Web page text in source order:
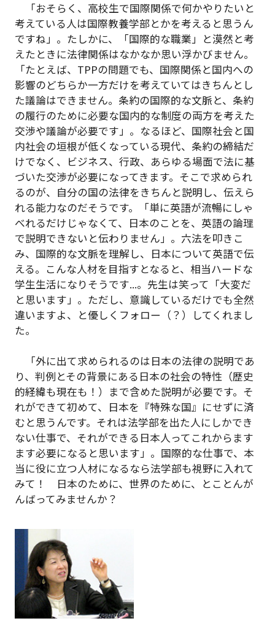
「おそらく、高校生で国際関係で何かやりたいと
考えている人は国際教養学部とかを考えると思うん
ですね」。たしかに、「国際的な職業」と漠然と考
えたときに法律関係はなかなか思い浮かびません。
「たとえば、TPPの問題でも、国際関係と国内への
影響のどちらか一方だけを考えていてはきちんとし
た議論はできません。条約の国際的な文脈と、条約
の履行のために必要な国内的な制度の両方を考えた
交渉や議論が必要です」。なるほど、国際社会と国
内社会の垣根が低くなっている現代、条約の締結だ
けでなく、ビジネス、行政、あらゆる場面で法に基
づいた交渉が必要になってきます。そこで求められ
るのが、自分の国の法律をきちんと説明し、伝えら
れる能力なのだそうです。「単に英語が流暢にしゃ
べれるだけじゃなくて、日本のことを、英語の論理
で説明できないと伝わりません」。六法を叩きこ
み、国際的な文脈を理解し、日本について英語で伝
える。こんな人材を目指すとなると、相当ハードな
学生生活になりそうです...。先生は笑って「大変だ
と思います」。ただし、意識しているだけでも全然
違いますよ、と優しくフォロー（？）してくれまし
た。
「外に出て求められるのは日本の法律の説明であ
り、判例とその背景にある日本の社会の特性（歴史
的経緯も現在も！）まで含めた説明が必要です。そ
れができて初めて、日本を『特殊な国』にせずに済
むと思うんです。それは法学部を出た人にしかでき
ない仕事で、それができる日本人ってこれからます
ます必要になると思います」。国際的な仕事で、本
当に役に立つ人材になるなら法学部も視野に入れて
みて！ 日本のために、世界のために、とことんが
んばってみませんか？